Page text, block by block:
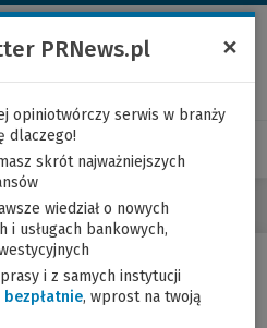
":
×
PRNews.pl
opiniotwórczy serwis w branży
dlaczego!
skrót najważniejszych
wiedział o nowych
i usługach bankowych,
i z samych instytucji
bezpłatnie, wprost na twoją